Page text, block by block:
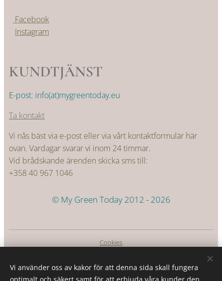
Facebook
Instagram
KUNDTJÄNST
E-post: info(at)mygreentoday.eu
Ta kontakt
Vi nås bäst via e-post eller via vårt kontaktformulär här
ovan. Vardagar svarar vi inom 24 timmar.
Vid brådskande ärenden skicka sms till:
+358 40 967 1046
© My Green Today 2012 - 2026
Cookies
Språk
Suomi
Svenska
Vi använder oss av kakor för att denna sida skall fungera